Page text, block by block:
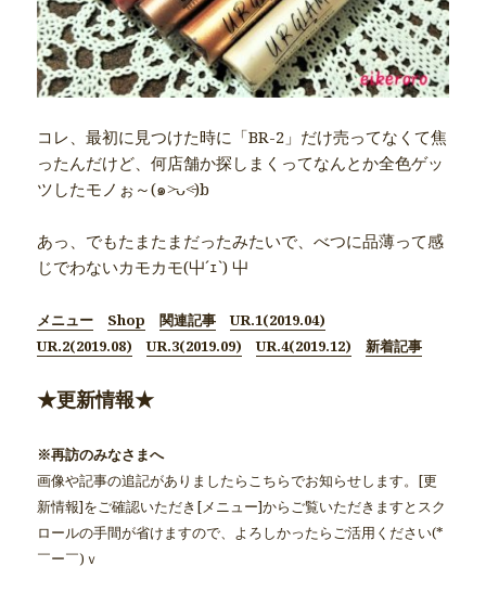
コレ、最初に見つけた時に「BR-2」だけ売ってなくて焦
ったんだけど、何店舗か探しまくってなんとか全色ゲッ
ツしたモノぉ～(๑˃̵ᴗ˂̵)b
あっ、でもたまたまだったみたいで、べつに品薄って感
じでわないカモカモ(屮´ｪ`) 屮
メニュー Shop 関連記事
UR.1(2019.04)
UR.2(2019.08)
UR.3(2019.09) UR.4(2019.12) 新着記事
★更新情報★
※再訪のみなさまへ
画像や記事の追記がありましたらこちらでお知らせします。[更
新情報]をご確認いただき[メニュー]からご覧いただきますとスク
ロールの手間が省けますので、よろしかったらご活用ください(*
￣ー￣)ｖ